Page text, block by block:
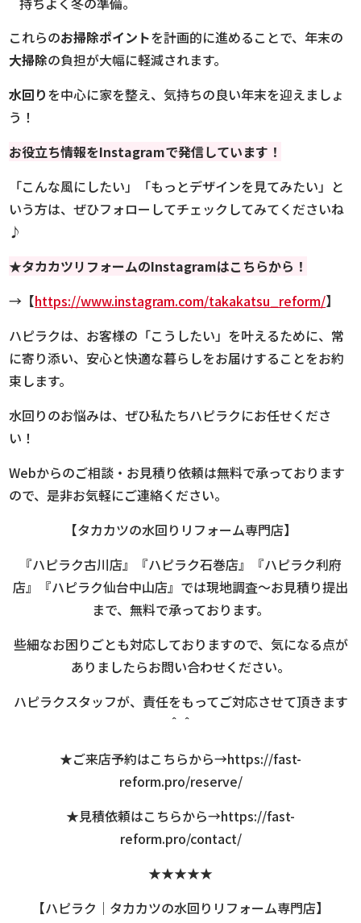
これらのお掃除ポイントを計画的に進めることで、年末の
大掃除の負担が大幅に軽減されます。
水回りを中心に家を整え、気持ちの良い年末を迎えましょ
う！
お役立ち情報をInstagramで発信しています！
「こんな風にしたい」「もっとデザインを見てみたい」と
いう方は、ぜひフォローしてチェックしてみてくださいね
♪
★タカカツリフォームのInstagramはこちらから！
→【https://www.instagram.com/takakatsu_reform/】
ハピラクは、お客様の「こうしたい」を叶えるために、常
に寄り添い、安心と快適な暮らしをお届けすることをお約
束します。
水回りのお悩みは、ぜひ私たちハピラクにお任せくださ
い！
Webからのご相談・お見積り依頼は無料で承っております
ので、是非お気軽にご連絡ください。
【タカカツの水回りリフォーム専門店】
『ハピラク古川店』『ハピラク石巻店』『ハピラク利府
店』『ハピラク仙台中山店』では現地調査～お見積り提出
まで、無料で承っております。
些細なお困りごとも対応しておりますので、気になる点が
ありましたらお問い合わせください。
ハピラクスタッフが、責任をもってご対応させて頂きます
＾＾
★ご来店予約はこちらから→https://fast-
reform.pro/reserve/
★見積依頼はこちらから→https://fast-
reform.pro/contact/
★★★★★
【ハピラク｜タカカツの水回りリフォーム専門店】